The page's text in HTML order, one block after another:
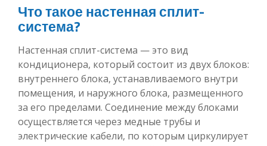
Что такое настенная сплит-
система?
Настенная сплит-система — это вид
кондиционера, который состоит из двух блоков:
внутреннего блока, устанавливаемого внутри
помещения, и наружного блока, размещенного
за его пределами. Соединение между блоками
осуществляется через медные трубы и
электрические кабели, по которым циркулирует